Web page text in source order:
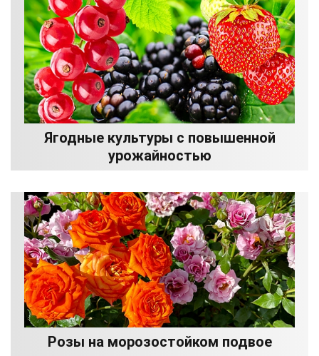
Ягодные культуры с повышенной
урожайностью
Розы на морозостойком подвое